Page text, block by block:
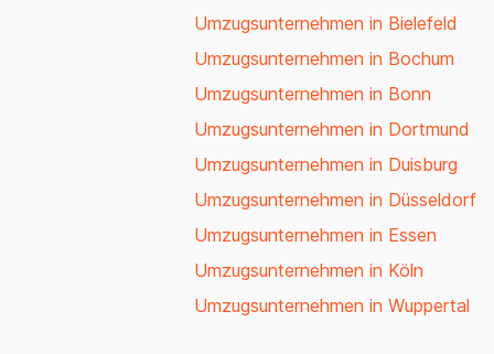
Umzugsunternehmen in Bielefeld
Umzugsunternehmen in Bochum
Umzugsunternehmen in Bonn
Umzugsunternehmen in Dortmund
Umzugsunternehmen in Duisburg
Umzugsunternehmen in Düsseldorf
Umzugsunternehmen in Essen
Umzugsunternehmen in Köln
Umzugsunternehmen in Wuppertal